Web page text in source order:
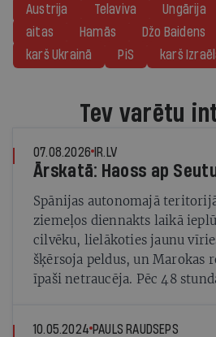
Austrija Telaviva Ungārija
aitas
Hamās Džo Baidens
karš Ukrainā
PiS karš
Tev varētu
07.08.2026 IR.LV
Ārskatā: Haoss ap
Spānijas autonomajā
ziemeļos diennakts laikā
cilvēku, lielākoties jaunu
šķērsoja peldus, un Marokas
īpaši netraucēja. Pēc 48
10.05.2024 PAULS RAUDSEPS